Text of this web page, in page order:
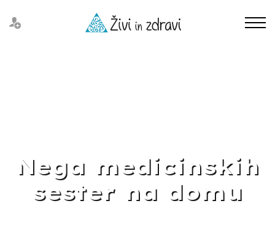
Nega medicinskih
sester na domu